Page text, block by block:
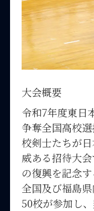
大会概要
令和7年度東日
争奪全国高校
校剣士たちが
威ある招待大
の復興を記念す
全国及び福島
50校が参加し